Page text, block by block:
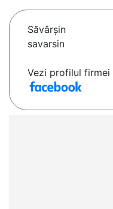
Săvârşin
savarsin
Vezi profilul firmei